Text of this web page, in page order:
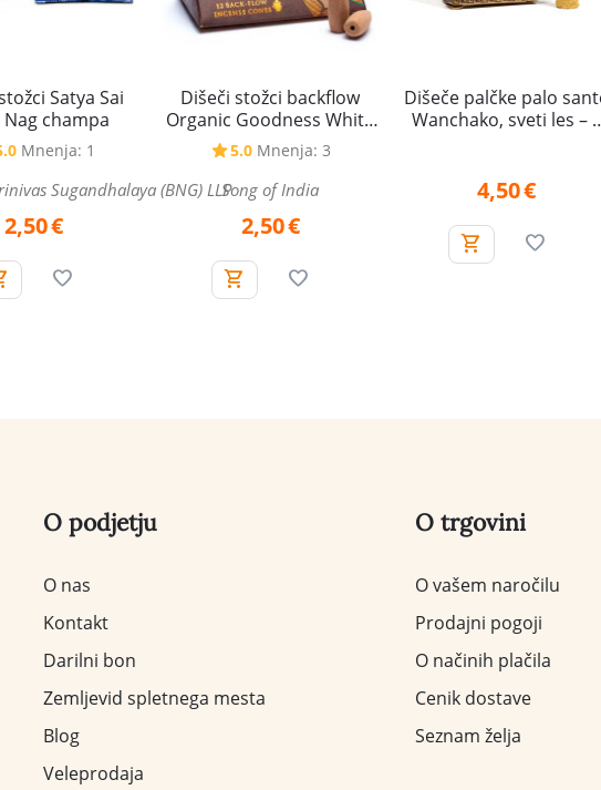
Satya Sai
Nag champa
Mnenja: 1
Sugandhalaya (BNG) LLP
2,50€
Dišeči stožci backflow
Organic Goodness White
Sage - Beli žajbelj, za
povratno dimljenje
5.0 Mnenja: 3
Song of India
2,50€
Dišeče palčke palo
Wanchako, sveti les – 4
4,50€
O podjetju
O nas
Kontakt
Darilni bon
Zemljevid spletnega mesta
Blog
Veleprodaja
O trgovini
O vašem naročilu
Prodajni pogoji
O načinih plačila
Cenik dostave
Seznam želja